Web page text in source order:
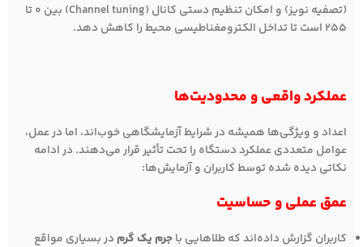
(تصفیه نویز) و امکان تنظیم دستی کانال (Channel tuning) بین 0 تا
255 است تا تداخل الکترومغناطیسی محیط را کاهش دهد.
عملکرد واقعی و محدودیت‌ها
اعداد و ویژگی‌ها همیشه در شرایط آزمایشگاهی خوب‌اند، اما در عمل،
عوامل متعددی عملکرد دستگاه را تحت تأثیر قرار می‌دهند. در ادامه
نکاتی دیده شده توسط کاربران و آزمایش‌ها:
عمق عملی و حساسیت
کاربران گزارش داده‌اند که طلاهایی باجرم یک گرمدر بسیاری مواقع